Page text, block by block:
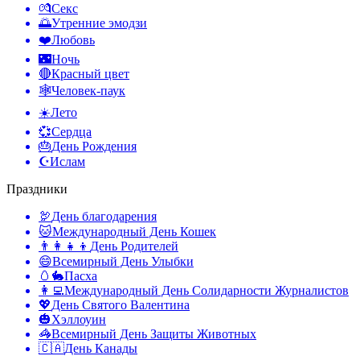
💏Секс
🌅Утренние эмодзи
❤️Любовь
🌃Ночь
🔴Красный цвет
🕸️Человек-паук
☀️Лето
💞Сердца
🎂День Рождения
☪️Ислам
Праздники
🦃День благодарения
🐱Международный День Кошек
👨‍👩‍👧‍👦 День Родителей
😄Всемирный День Улыбки
🥚🐇Пасха
👩‍💻Международный День Солидарности Журналистов
💖День Святого Валентина
🎃Хэллоуин
🦓Всемирный День Защиты Животных
🇨🇦День Канады